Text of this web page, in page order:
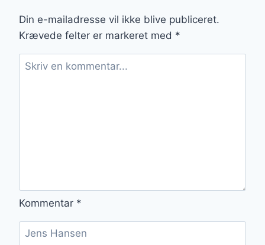
HURTIG
BID
Din e-mailadresse vil ikke blive publiceret.
Krævede felter er markeret med *
Kommentar *